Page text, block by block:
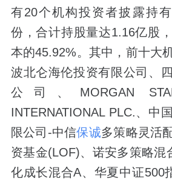
有20个机构投资者披露持
份，合计持股量达1.16亿股
本的45.92%。其中，前十大
波北仑海伦投资有限公司、
公司、MORGAN
INTERNATIONAL PLC.、中国
限公司-中信保诚多策略灵活
资基金(LOF)、诺安多策略混
化成长混合A、华夏中证500